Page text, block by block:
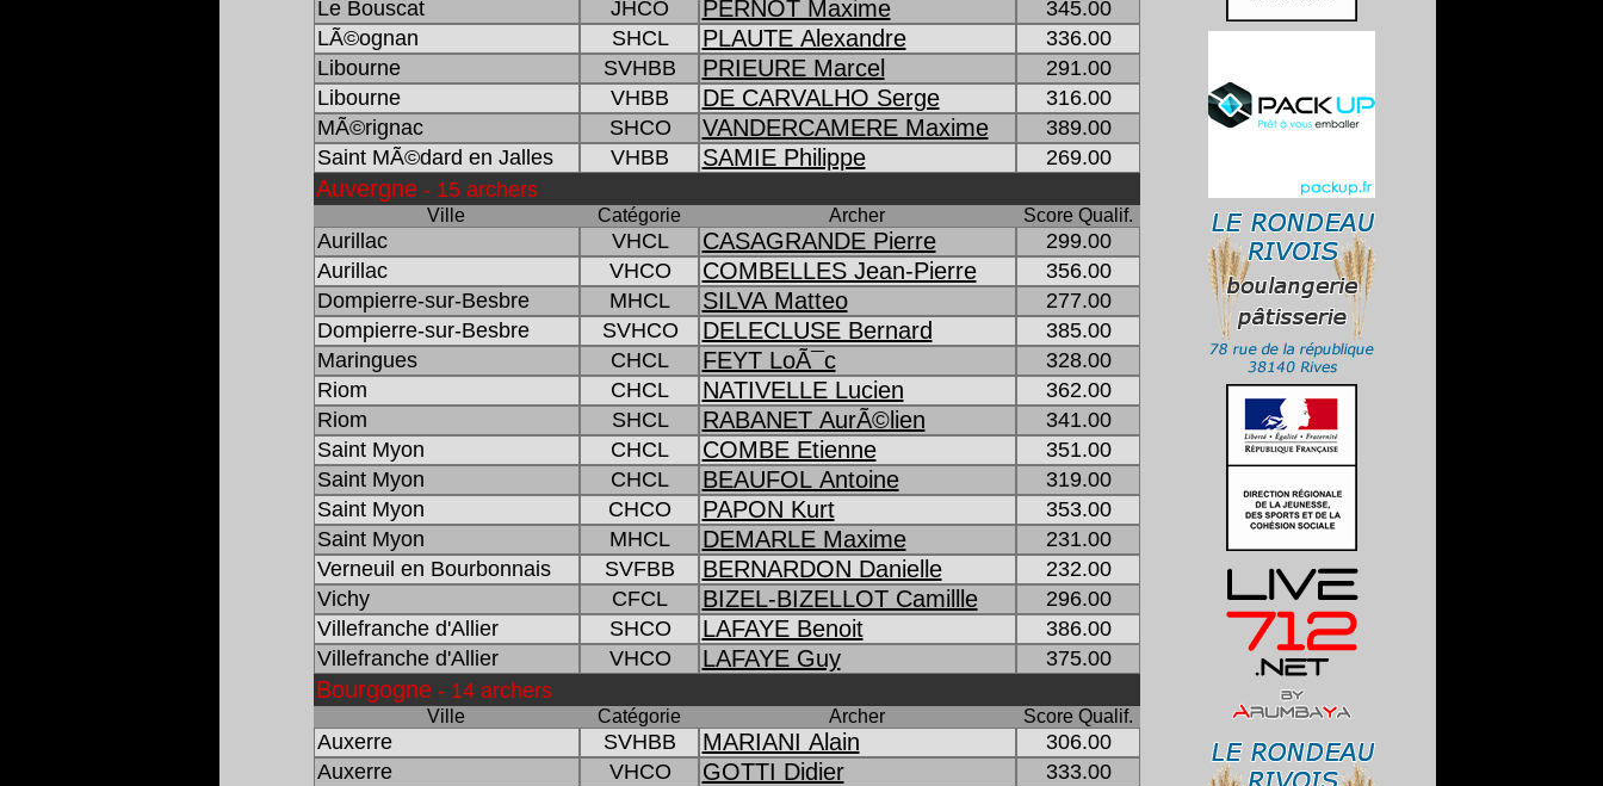
Le Bouscat
JHCO PERNOT Maxime
345.00
LÃ©ognan
SHCL PLAUTE Alexandre
336.00
Libourne
SVHBB PRIEURE Marcel
291.00
Libourne
VHBB DE CARVALHO Serge
316.00
MÃ©rignac
SHCO VANDERCAMERE Maxime
389.00
Saint MÃ©dard en Jalles
VHBB SAMIE Philippe 269.00
Auvergne- 15 archers
Ville Catégorie Archer Score Qualif.
Aurillac VHCL CASAGRANDE Pierre
299.00
Aurillac
VHCO COMBELLES Jean-Pierre
356.00
Dompierre-sur-Besbre
MHCL SILVA Matteo
277.00
Dompierre-sur-Besbre
SVHCO DELECLUSE Bernard
385.00
Maringues
CHCL FEYT LoÃ¯c
328.00
Riom
CHCL NATIVELLE Lucien
362.00
Riom
SHCL RABANET AurÃ©lien
341.00
Saint Myon
CHCL COMBE Etienne
351.00
Saint Myon
CHCL BEAUFOL Antoine
319.00
Saint Myon
CHCO PAPON Kurt
353.00
Saint Myon
MHCL DEMARLE Maxime
231.00
Verneuil en Bourbonnais
SVFBB BERNARDON Danielle
232.00
Vichy
CFCL BIZEL-BIZELLOT Camillle
296.00
Villefranche d'Allier
SHCO LAFAYE Benoit
386.00
Villefranche d'Allier
VHCO LAFAYE Guy 375.00
Bourgogne- 14 archers
Ville Catégorie Archer Score Qualif.
Auxerre SVHBB MARIANI Alain
306.00
Auxerre
VHCO GOTTI Didier
333.00